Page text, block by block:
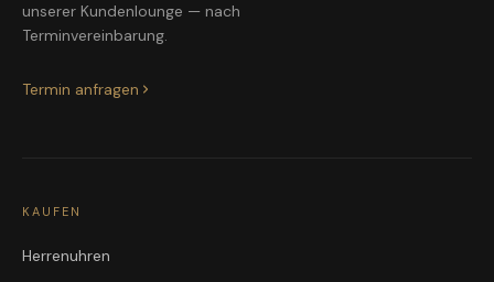
unserer Kundenlounge — nach
Terminvereinbarung.
Termin anfragen
KAUFEN
Herrenuhren